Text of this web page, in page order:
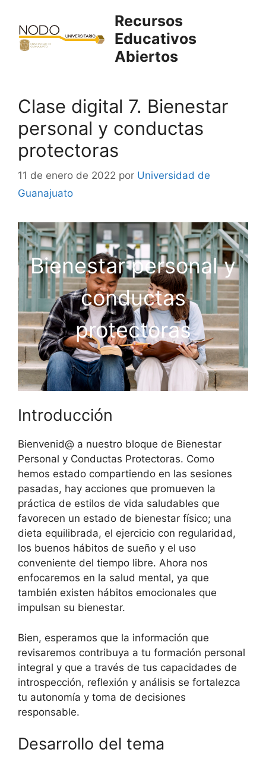
contenido
Recursos
Educativos
Abiertos
Clase digital 7. Bienestar
personal y conductas
protectoras
11 de enero de 2022 por Universidad de
Guanajuato
Bienestar personal y
conductas
protectoras
Introducción
Bienvenid@ a nuestro bloque de Bienestar
Personal y Conductas Protectoras. Como
hemos estado compartiendo en las sesiones
pasadas, hay acciones que promueven la
práctica de estilos de vida saludables que
favorecen un estado de bienestar físico; una
dieta equilibrada, el ejercicio con regularidad,
los buenos hábitos de sueño y el uso
conveniente del tiempo libre. Ahora nos
enfocaremos en la salud mental, ya que
también existen hábitos emocionales que
impulsan su bienestar.
Bien, esperamos que la información que
revisaremos contribuya a tu formación personal
integral y que a través de tus capacidades de
introspección, reflexión y análisis se fortalezca
tu autonomía y toma de decisiones
responsable.
Desarrollo del tema